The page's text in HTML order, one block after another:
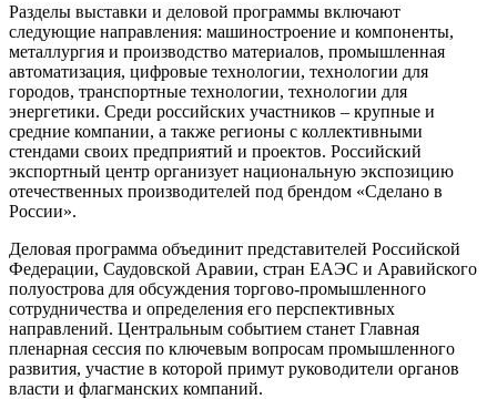
Разделы выставки и деловой программы включают
следующие направления: машиностроение и компоненты,
металлургия и производство материалов, промышленная
автоматизация, цифровые технологии, технологии для
городов, транспортные технологии, технологии для
энергетики. Среди российских участников – крупные и
средние компании, а также регионы с коллективными
стендами своих предприятий и проектов. Российский
экспортный центр организует национальную экспозицию
отечественных производителей под брендом «Сделано в
России».
Деловая программа объединит представителей Российской
Федерации, Саудовской Аравии, стран ЕАЭС и Аравийского
полуострова для обсуждения торгово-промышленного
сотрудничества и определения его перспективных
направлений. Центральным событием станет Главная
пленарная сессия по ключевым вопросам промышленного
развития, участие в которой примут руководители органов
власти и флагманских компаний.